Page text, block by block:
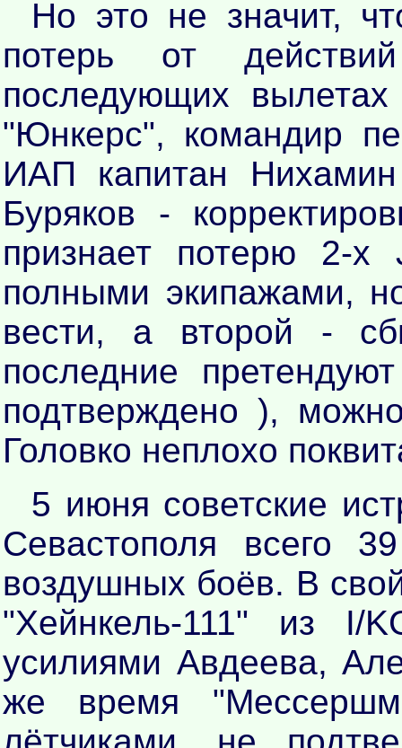
Но это не значит,
потерь от
последующих
"Юнкерс", командир
ИАП капитан
Буряков -
признает потерю 2-
полными экипажами,
вести, а второй -
последние
подтверждено ),
Головко неплохо
5 июня советские
Севастополя всего
воздушных боёв. В
"Хейнкель-111" из I/
усилиями Авдеева,
же время